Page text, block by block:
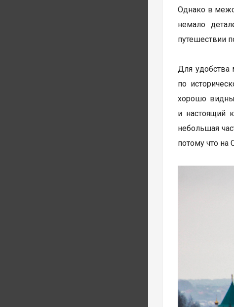
Однако в
немало
путешествии
Для удобства
по
хорошо
и настоящий
небольшая
потому что на